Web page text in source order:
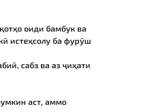
оиди бамбук ва
истеҳсолу ба фурӯш
сабз ва аз ҷиҳати
аст, аммо